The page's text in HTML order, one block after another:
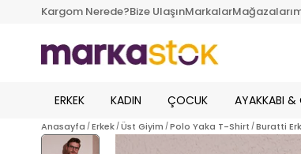
Kargom Nerede?Bize UlaşınMarkalar
ERKEK KADIN ÇOCUK AYAKKABI &
Anasayfa Erkek Üst Giyim Polo Yaka T-Shirt Buratti